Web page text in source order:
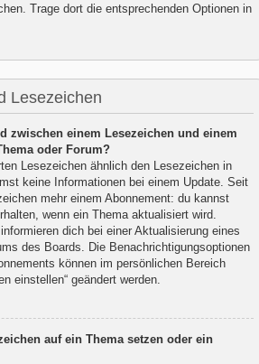
Trage dort die entsprechenden Optionen in
Lesezeichen
zwischen einem Lesezeichen und einem
oder Forum?
Lesezeichen ähnlich den Lesezeichen in
keine Informationen bei einem Update. Seit
mehr einem Abonnement: du kannst
wenn ein Thema aktualisiert wird.
dich bei einer Aktualisierung eines
des Boards. Die Benachrichtigungsoptionen
können im persönlichen Bereich
einstellen“ geändert werden.
auf ein Thema setzen oder ein